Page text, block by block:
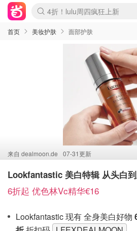
Boticinal 夏促开抢！
4折！lulu周四疯狂上新
还没结束！&OtherStories大促
Joybuy变相75折 随时失效
速领！Stanley独家85折
疑似霸哥！Camper额外叠85
Zalando 奥莱闪促！每日更新
Moncler反季囤！5折起+叠9折
Coach Brooklyn仅€192
首页 美妆护肤 面部护肤
来自 dealmoon.de 07-31更新
Lookfantastic 美白特辑 从头白
6折起 优色林Vc精华€16
Lookfantastic 现有 全身美白好物